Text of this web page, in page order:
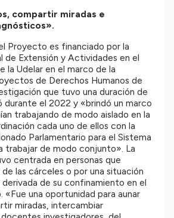
compartir miradas e
Proyecto es financiado por la
de Extensión y Actividades en el
la Udelar en el marco de la
de Derechos Humanos de
que tuvo una duración de
durante el 2022 y «brindó un marco
trabajando de modo aislado en la
cada uno de ellos con la
Parlamentario para el Sistema
trabajar de modo conjunto». La
centrada en personas que
las cárceles o por una situación
de su confinamiento en el
«Fue una oportunidad para aunar
miradas, intercambiar